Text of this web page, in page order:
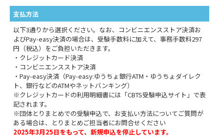
支払方法
以下3通りから選択ください。なお、コンビニエンスストア決済お
よびPay-easy決済の場合は、受験手数料に加えて、事務手数料297
円（税込）をご負担いただきます。
・クレジットカード決済
・コンビニエンスストア決済
・Pay-easy決済（Pay-easy:ゆうちょ銀行ATM・ゆうちょダイレク
ト、銀行などのATMやネットバンキング）
※クレジットカードの利用明細書には「CBTS受験申込サイト」で表
記されます。
※団体とりまとめでの受験申込で、お支払い方法についてご質問が
ある場合は、とりまとめご担当者にお問合せください
2025年3月25日をもって、新規申込を停止しています。